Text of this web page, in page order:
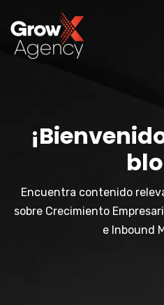
Encuentra contenido
sobre Crecimiento
e Inbound